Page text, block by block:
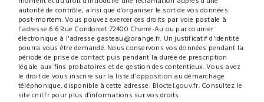
autorité de contrôle, ainsi que d’organiser le sort de vos données
post-mortem. Vous pouvez exercer ces droits par voie postale à
l'adresse 6 6 Rue Condorcet 72400 Cherré-Au ou par courrier
électronique à l'adresse gasteau@orange.fr. Un justificatif d'identité
pourra vous être demandé. Nous conservons vos données pendant la
période de prise de contact puis pendant la durée de prescription
légale aux fins probatoires et de gestion des contentieux. Vous avez
le droit de vous inscrire sur la liste d'opposition au démarchage
téléphonique, disponible à cette adresse: Bloctel.gouv.fr. Consultez le
site cnil.fr pour plus d’informations sur vos droits.